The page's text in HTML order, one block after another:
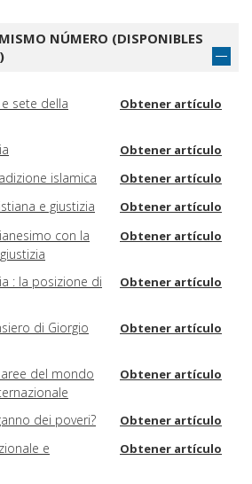
NÚMERO (DISPONIBLES
sete della
Obtener artículo
Obtener artículo
islamica Obtener artículo
e giustizia Obtener artículo
con la
Obtener artículo
: la posizione di
Obtener artículo
di Giorgio
Obtener artículo
del mondo
Obtener artículo
dei poveri? Obtener artículo
e
Obtener artículo